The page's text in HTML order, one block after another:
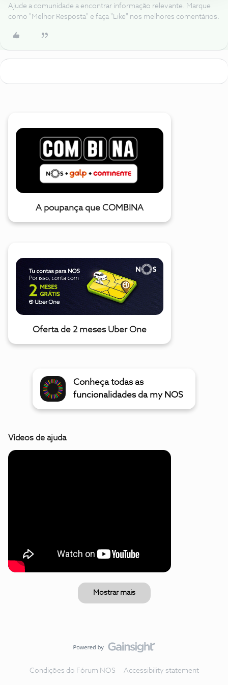
Ajude a comunidade a encontrar informação relevante. Marque
como "Melhor Resposta" e faça "Like" nos melhores comentários.
A poupança que COMBINA
Oferta de 2 meses Uber One
Conheça todas as
funcionalidades da my NOS
Vídeos de ajuda
Mostrar mais
Condições do Fórum NOS Accessibility statement